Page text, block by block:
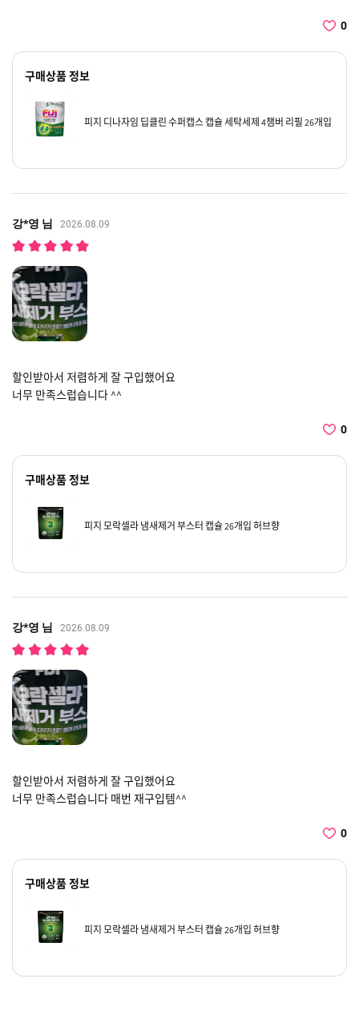
0
구매상품 정보
피지 디나자임 딥클린 수퍼캡스 캡슐 세탁세제 4챔버 리필 26개입
강*영 님 2026.08.09
할인받아서 저렴하게 잘 구입했어요
너무 만족스럽습니다 ^^
0
구매상품 정보
피지 모락셀라 냄새제거 부스터 캡슐 26개입 허브향
강*영 님 2026.08.09
할인받아서 저렴하게 잘 구입했어요
너무 만족스럽습니다 매번 재구입템^^
0
구매상품 정보
피지 모락셀라 냄새제거 부스터 캡슐 26개입 허브향